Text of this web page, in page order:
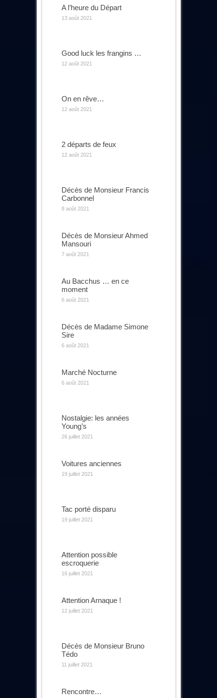
A l’heure du Départ
13 août 2021
Good luck les frangins …
12 août 2021
On en rêve…
12 août 2021
2 départs de feux
12 août 2021
Décès de Monsieur Francis
Carbonnel
8 août 2021
Décès de Monsieur Ahmed
Mansouri
7 août 2021
Au Bacchus … en ce
moment
6 août 2021
Décès de Madame Simone
Sire
6 août 2021
Marché Nocturne
6 août 2021
Nostalgie: les années
Young’s
26 juillet 2021
Voitures anciennes
19 juillet 2021
Tac porté disparu
19 juillet 2021
Attention possible
escroquerie
16 juillet 2021
Attention Arnaque !
12 juillet 2021
Décès de Monsieur Bruno
Tédo
11 juillet 2021
Rencontre…